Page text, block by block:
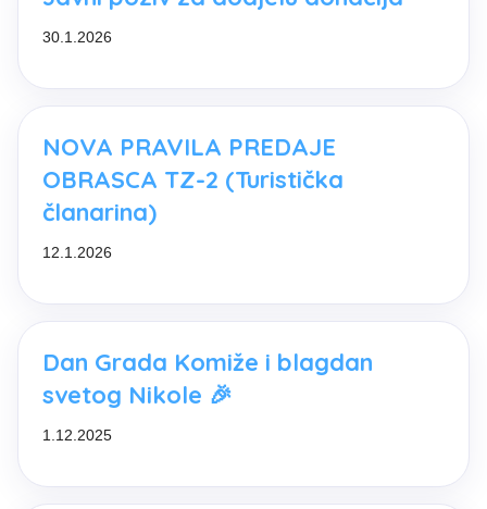
30.1.2026
NOVA PRAVILA PREDAJE
OBRASCA TZ-2 (Turistička
članarina)
12.1.2026
Dan Grada Komiže i blagdan
svetog Nikole 🎉
1.12.2025